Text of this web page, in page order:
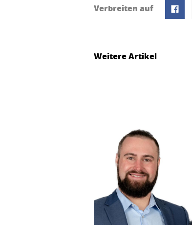
Verbreiten auf
Weitere Artikel